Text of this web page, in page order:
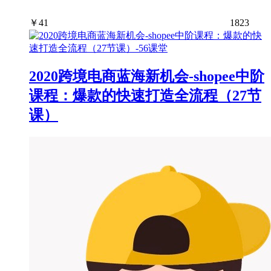
￥41 1823
2020跨境电商蓝海新机会-shopee中阶
课程：爆款的快速打造全流程（27节
课）